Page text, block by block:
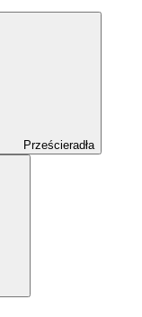
Prześcieradła